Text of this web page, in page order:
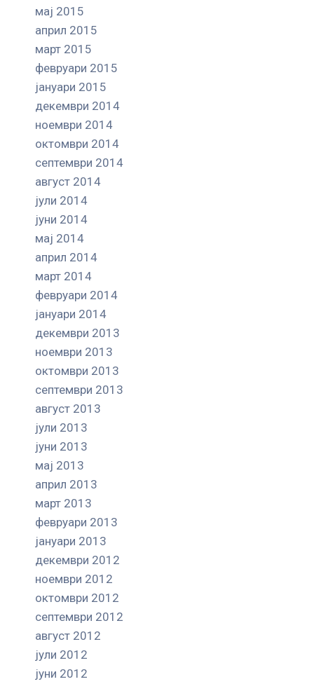
мај 2015
април 2015
март 2015
февруари 2015
јануари 2015
декември 2014
ноември 2014
октомври 2014
септември 2014
август 2014
јули 2014
јуни 2014
мај 2014
април 2014
март 2014
февруари 2014
јануари 2014
декември 2013
ноември 2013
октомври 2013
септември 2013
август 2013
јули 2013
јуни 2013
мај 2013
април 2013
март 2013
февруари 2013
јануари 2013
декември 2012
ноември 2012
октомври 2012
септември 2012
август 2012
јули 2012
јуни 2012